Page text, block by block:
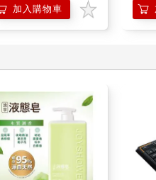
加入購物車
「
學方